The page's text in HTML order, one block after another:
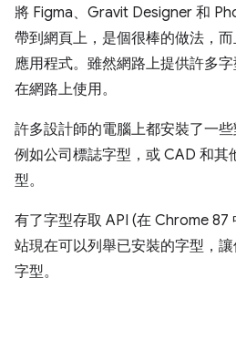
將 Figma、Gravit Designer 和
帶到網頁上，是個很棒的做法，
應用程式。雖然網路上提供許多
在網路上使用。
許多設計師的電腦上都安裝了一些
例如公司標誌字型，或 CAD 和其
型。
有了字型存取 API (在 Chrome 87
站現在可以列舉已安裝的字型，
字型。